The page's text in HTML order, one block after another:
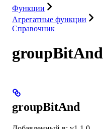
Функции
Агрегатные функции
Справочник
groupBitAnd
groupBitAnd